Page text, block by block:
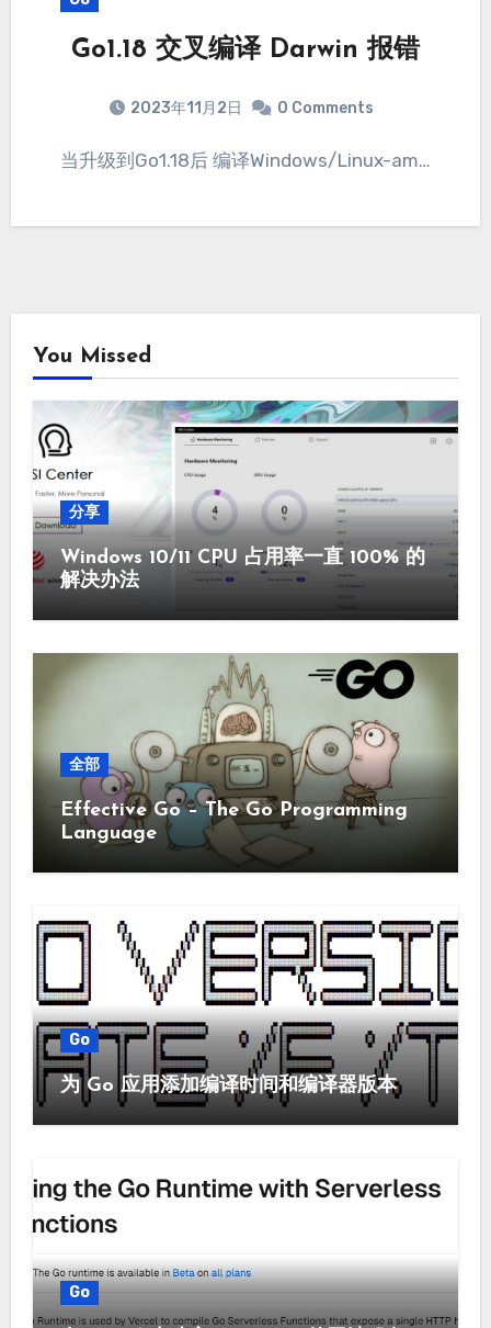
Go1.18 交叉编译 Darwin 报错
2023年11月2日 0 Comments
当升级到Go1.18后 编译Windows/Linux-am…
You Missed
分享
Windows 10/11 CPU 占用率一直 100% 的
解决办法
全部
Effective Go – The Go Programming
Language
Go
为 Go 应用添加编译时间和编译器版本
Go